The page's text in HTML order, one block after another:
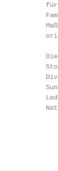
Komfort